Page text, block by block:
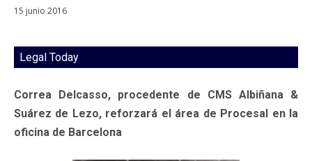
15 junio 2016
Legal Today
Correa Delcasso, procedente de CMS Albiñana &
Suárez de Lezo, reforzará el área de Procesal en la
oficina de Barcelona